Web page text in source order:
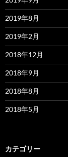
2019年8月
2019年2月
2018年12月
2018年9月
2018年8月
2018年5月
カテゴリー